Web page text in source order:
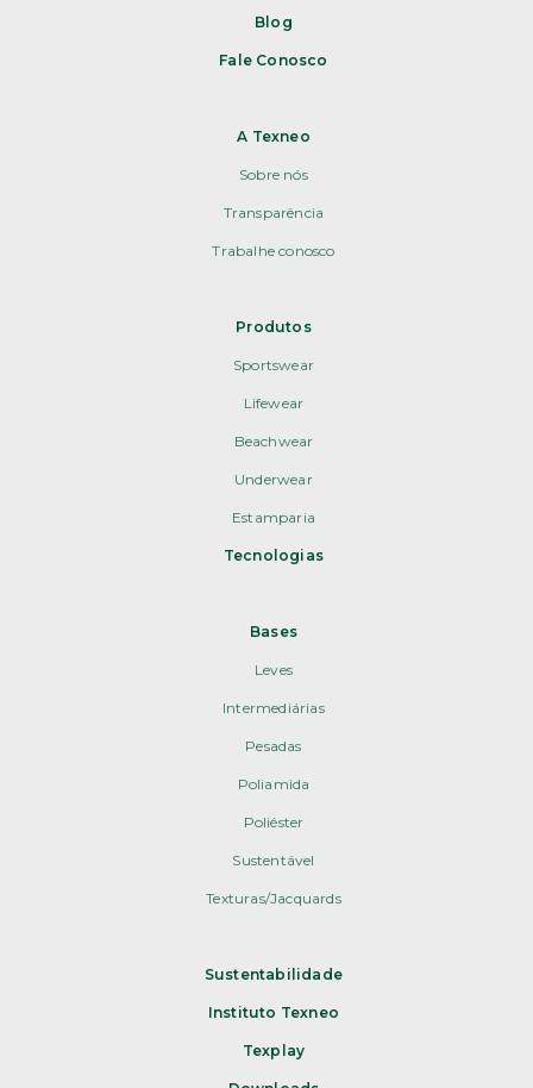
Blog
Fale Conosco
A Texneo
Sobre nós
Transparência
Trabalhe conosco
Produtos
Sportswear
Lifewear
Beachwear
Underwear
Estamparia
Tecnologias
Bases
Leves
Intermediárias
Pesadas
Poliamida
Poliéster
Sustentável
Texturas/Jacquards
Sustentabilidade
Instituto Texneo
Texplay